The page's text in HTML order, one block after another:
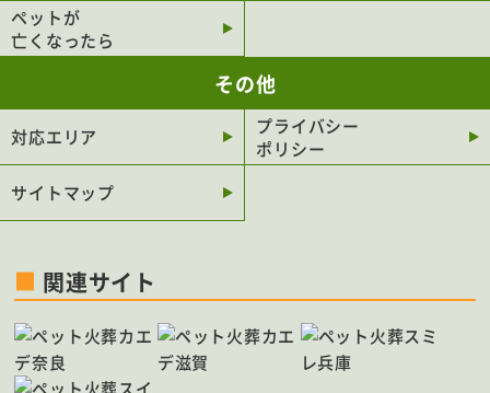
泉大津市
藤井寺市
大阪狭山市
高石市
四條畷市
阪南市
熊取町
島本町
太子町
千早赤阪村
ペットが
亡くなったら
その他
対応エリア
プライバシー
ポリシー
サイトマップ
関連サイト